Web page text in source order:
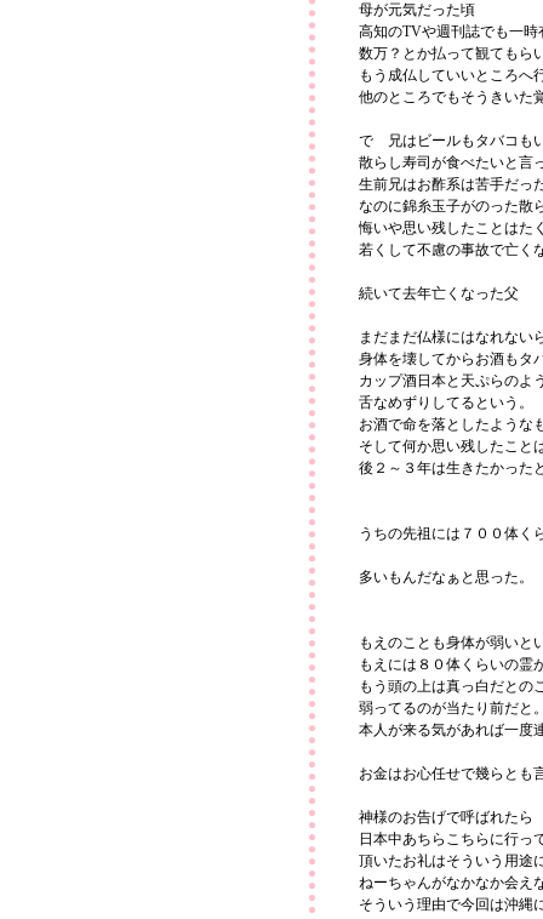
母が元気だった頃
高知のTVや週刊誌でも一
数万？とか払って観てもら
もう成仏していいところへ
他のところでもそうきいた
で 兄はビールもタバコも
散らし寿司が食べたいと言
生前兄はお酢系は苦手だっ
なのに錦糸玉子がのった散
悔いや思い残したことはた
若くして不慮の事故で亡く
続いて去年亡くなった父
まだまだ仏様にはなれない
身体を壊してからお酒もタ
カップ酒日本と天ぷらのよ
舌なめずりしてるという。
お酒で命を落としたような
そして何か思い残したこと
後２～３年は生きたかった
うちの先祖には７００体く
多いもんだなぁと思った。
もえのことも身体が弱いと
もえには８０体くらいの霊
もう頭の上は真っ白だとの
弱ってるのが当たり前だと
本人が来る気があれば一度
お金はお心任せで幾らとも
神様のお告げで呼ばれたら
日本中あちらこちらに行っ
頂いたお礼はそういう用途
ねーちゃんがなかなか会え
そういう理由で今回は沖縄